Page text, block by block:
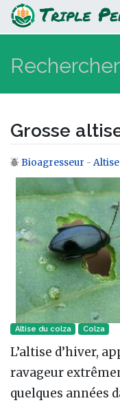
Grosse
Grosse
Aller à :navigation
Bioagresseur -
Altise du colza Colza
L’altise d’hiver,
ravageur
quelques années